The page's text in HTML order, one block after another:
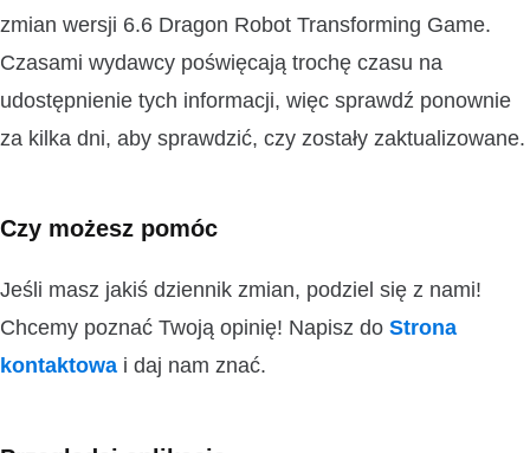
zmian wersji 6.6 Dragon Robot Transforming Game.
Czasami wydawcy poświęcają trochę czasu na
udostępnienie tych informacji, więc sprawdź ponownie
za kilka dni, aby sprawdzić, czy zostały zaktualizowane.
Czy możesz pomóc
Jeśli masz jakiś dziennik zmian, podziel się z nami!
Chcemy poznać Twoją opinię! Napisz do Strona
kontaktowa i daj nam znać.